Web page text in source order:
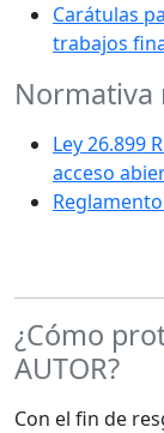
Carátulas
trabajos
Normativa
Ley 26.899
acceso
¿Cómo
AUTOR?
Con el fin de